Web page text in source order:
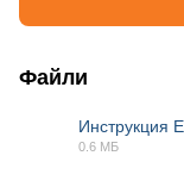
Файли
Инструкция
0.6 МБ